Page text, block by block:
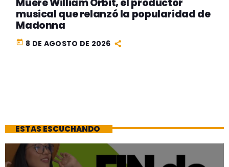
Muere William Orbit, el productor
musical que relanzó la popularidad de
Madonna
today 8 DE AGOSTO DE 2026
ESTAS ESCUCHANDO